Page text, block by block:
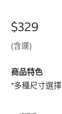
$329
(含運)
商品特色
*多種尺寸選擇